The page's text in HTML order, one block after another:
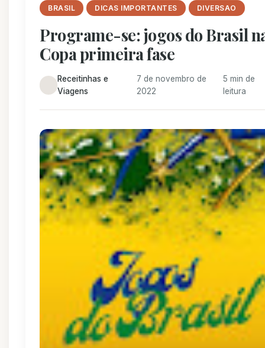
BRASIL DICAS IMPORTANTES DIVERSAO
Programe-se: jogos do Brasil
Copa primeira fase
Receitinhas e
Viagens
7 de novembro de
2022
5 min de
leitura